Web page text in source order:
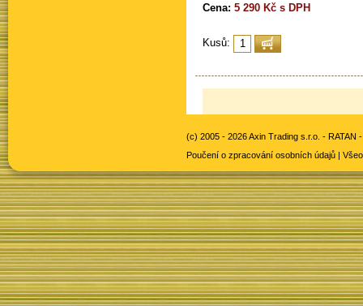
Cena: 5 290 Kč s DPH
Kusů:
(c) 2005 - 2026 Axin Trading s.r.o. - RATAN
Poučení o zpracování osobních údajů |